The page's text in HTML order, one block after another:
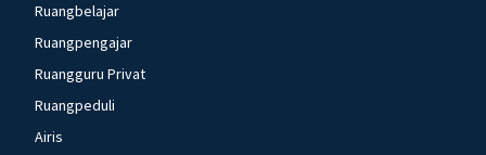
Ruangbelajar
Ruangpengajar
Ruangguru Privat
Ruangpeduli
Airis